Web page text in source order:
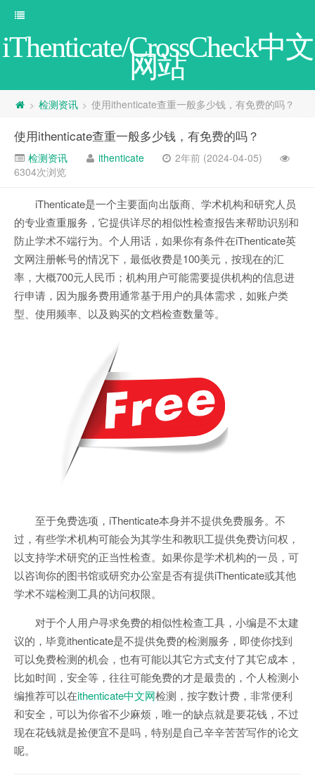
iThenticate/CrossCheck中文
网站
> 检测资讯 > 使用ithenticate查重一般多少钱，有免费的吗？
使用ithenticate查重一般多少钱，有免费的吗？
检测资讯 ithenticate
2年前 (2024-04-05)
6304次浏览
iThenticate是一个主要面向出版商、学术机构和研究人员
的专业查重服务，它提供详尽的相似性检查报告来帮助识别和
防止学术不端行为。个人用话，如果你有条件在iThenticate英
文网注册帐号的情况下，最低收费是100美元，按现在的汇
率，大概700元人民币；机构用户可能需要提供机构的信息进
行申请，因为服务费用通常基于用户的具体需求，如账户类
型、使用频率、以及购买的文档检查数量等。
至于免费选项，iThenticate本身并不提供免费服务。不
过，有些学术机构可能会为其学生和教职工提供免费访问权，
以支持学术研究的正当性检查。如果你是学术机构的一员，可
以咨询你的图书馆或研究办公室是否有提供iThenticate或其他
学术不端检测工具的访问权限。
对于个人用户寻求免费的相似性检查工具，小编是不太建
议的，毕竟ithenticate是不提供免费的检测服务，即使你找到
可以免费检测的机会，也有可能以其它方式支付了其它成本，
比如时间，安全等，往往可能免费的才是最贵的，个人检测小
编推荐可以在ithenticate中文网检测，按字数计费，非常便利
和安全，可以为你省不少麻烦，唯一的缺点就是要花钱，不过
现在花钱就是捡便宜不是吗，特别是自己辛辛苦苦写作的论文
呢。